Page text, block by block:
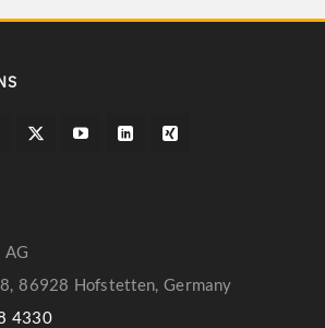
86928 Hofstetten, Germany
4330